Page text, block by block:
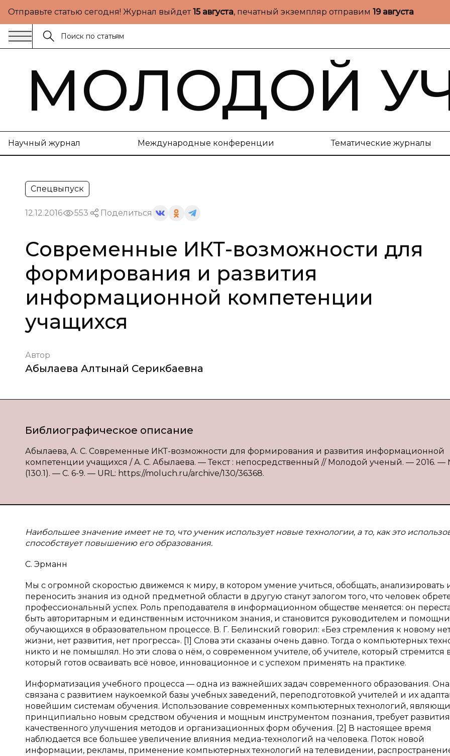
Отправьте статью сегодня! Журнал выйдет15 августа, печатный экземпляр отправим 19 августа
МОЛОДОЙ
Научный журнал Международные конференции Тематические журналы
Спецвыпуск
12.12.2016 553 Поделиться
Современные ИКТ-возможности для
формирования и развития
информационной компетенции
учащихся
Автор
Абылаева Алтынай Серикбаевна
Библиографическое описание
Абылаева, А. С. Современные ИКТ-возможности для формирования и развития информационной
компетенции учащихся / А. С. Абылаева. — Текст : непосредственный // Молодой ученый. — 2016. —
(130.1). — С. 6-9. — URL: https://moluch.ru/archive/130/36368.
Наибольшее значение имеет не то, что ученик использует новые технологии, а то, как это
способствует повышению его образования.
С. Эрманн
Мы с огромной скоростью движемся к миру, в котором умение учиться, обобщать, анализировать
переносить знания из одной предметной области в другую станут залогом того, что человек
профессиональный успех. Роль преподавателя в информационном обществе меняется: он
быть авторитарным и единственным источником знания, и становится руководителем и
обучающихся в образовательном процессе. В. Г. Белинский говорил: «Без стремления к новому
жизни, нет развития, нет прогресса». [1] Слова эти сказаны очень давно. Тогда о компьютерных
никто и не помышлял. Но эти слова о нём, о современном учителе, об учителе, который стремится
который готов осваивать всё новое, инновационное и с успехом применять на практике.
Информатизация учебного процесса — одна из важнейших задач современного образования. Она
связана с развитием наукоемкой базы учебных заведений, переподготовкой учителей и их
новейшим системам обучения. Использование современных компьютерных технологий,
принципиально новым средством обучения и мощным инструментом познания, требует
качественного улучшения методов и организационных форм обучения. [2] В настоящее время
наблюдается все большее увеличение влияния медиа-технологий на человека. Поток новой
информации, рекламы, применение компьютерных технологий на телевидении,